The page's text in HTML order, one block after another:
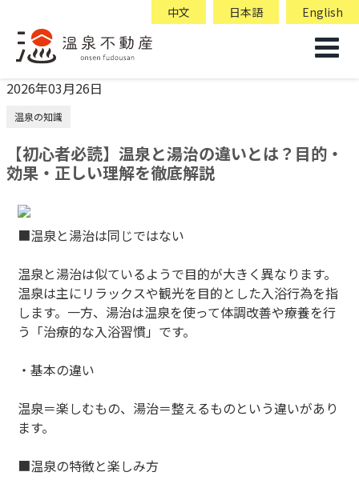
中文 日本語 English
2026年03月26日
温泉の知識
【初心者必読】温泉と湯治の違いとは？目的・
効果・正しい理解を徹底解説
■温泉と湯治は同じではない
温泉と湯治は似ているようで目的が大きく異なります。
温泉は主にリラックスや観光を目的とした入浴行為を指
します。一方、湯治は温泉を使って体調改善や療養を行
う「治療的な入浴習慣」です。
・基本の違い
温泉＝楽しむもの、湯治＝整えるものという違いがあり
ます。
■温泉の特徴と楽しみ方